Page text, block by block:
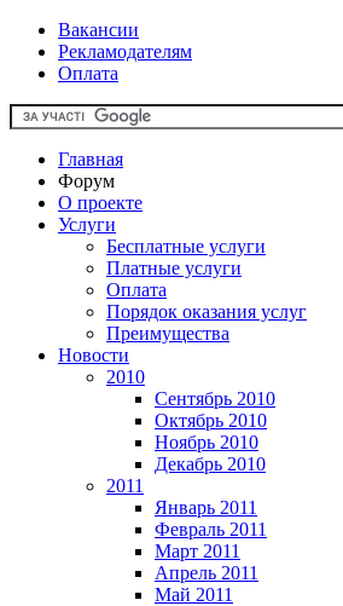
Вакансии
Рекламодателям
Оплата
Главная
Форум
О проекте
Услуги
Бесплатные услуги
Платные услуги
Оплата
Порядок оказания услуг
Преимущества
Новости
2010
Сентябрь 2010
Октябрь 2010
Ноябрь 2010
Декабрь 2010
2011
Январь 2011
Февраль 2011
Март 2011
Апрель 2011
Май 2011